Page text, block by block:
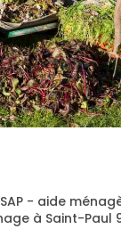
- aide
à Saint-Paul